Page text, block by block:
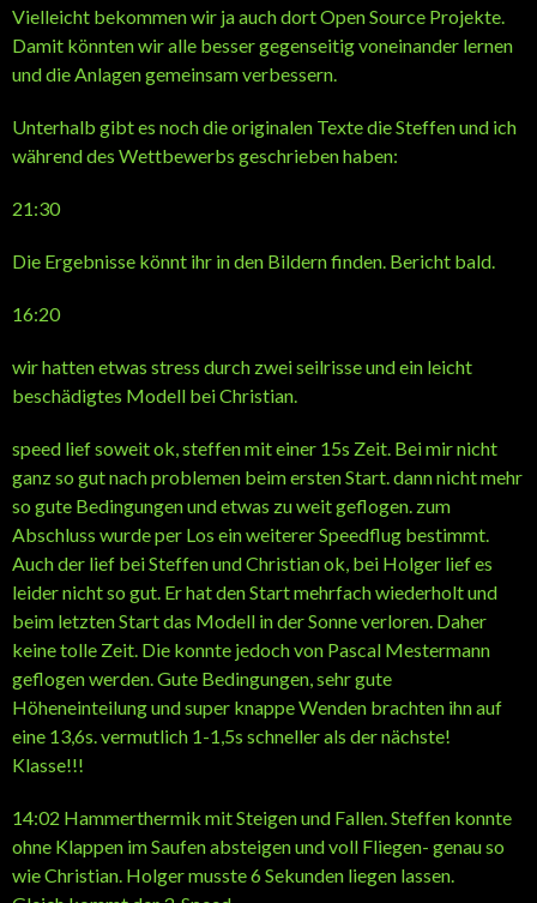
Vielleicht bekommen wir ja auch dort Open Source Projekte.
Damit könnten wir alle besser gegenseitig voneinander lernen
und die Anlagen gemeinsam verbessern.
Unterhalb gibt es noch die originalen Texte die Steffen und ich
während des Wettbewerbs geschrieben haben:
21:30
Die Ergebnisse könnt ihr in den Bildern finden. Bericht bald.
16:20
wir hatten etwas stress durch zwei seilrisse und ein leicht
beschädigtes Modell bei Christian.
speed lief soweit ok, steffen mit einer 15s Zeit. Bei mir nicht
ganz so gut nach problemen beim ersten Start. dann nicht mehr
so gute Bedingungen und etwas zu weit geflogen. zum
Abschluss wurde per Los ein weiterer Speedflug bestimmt.
Auch der lief bei Steffen und Christian ok, bei Holger lief es
leider nicht so gut. Er hat den Start mehrfach wiederholt und
beim letzten Start das Modell in der Sonne verloren. Daher
keine tolle Zeit. Die konnte jedoch von Pascal Mestermann
geflogen werden. Gute Bedingungen, sehr gute
Höheneinteilung und super knappe Wenden brachten ihn auf
eine 13,6s. vermutlich 1-1,5s schneller als der nächste!
Klasse!!!
14:02 Hammerthermik mit Steigen und Fallen. Steffen konnte
ohne Klappen im Saufen absteigen und voll Fliegen- genau so
wie Christian. Holger musste 6 Sekunden liegen lassen.